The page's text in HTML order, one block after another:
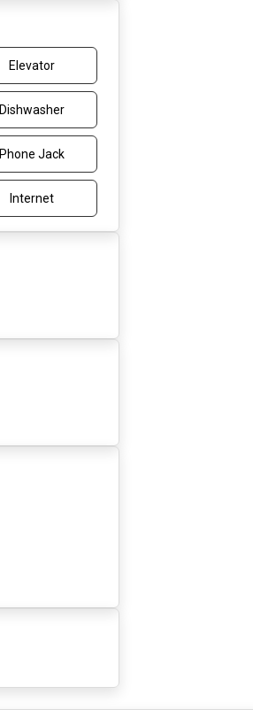
Elevator
Dishwasher
Phone Jack
Internet